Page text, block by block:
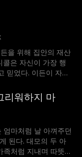
로 자신이 그토록 찾
.
을 위해 집안의 재산
은 자신이 가장 행
믿었다. 이든이 자신
까지는 말이다. 둘의
, 니콜은 상속녀로
고, 모두에게 진짜 여
리워하지 마
엄마처럼 날 아껴주던
된다. 대모의 두 아
처럼 지내며 따뜻한